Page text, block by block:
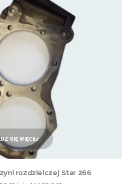
SIĘ WIĘCEJ
rozdzielczej Star 266